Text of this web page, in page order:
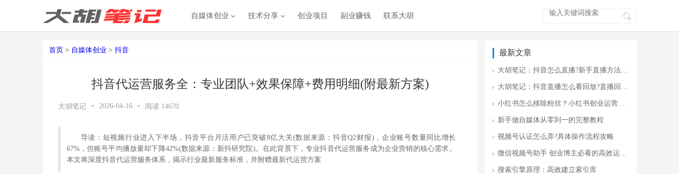
自媒体创业 技术分享 创业项目 副业赚钱 联系大胡
首页 > 自媒体创业 > 抖音
抖音代运营服务全：专业团队+效果保障+费用明细(附最新方案)
大胡笔记 • 2026-04-16 • 阅读 14670
导读：短视频行业进入下半场，抖音平台月活用户已突破8亿大关(数据来源：抖音Q2财报)，企业账号数量同比增长
67%，但账号平均播放量却下降42%(数据来源：新抖研究院)。在此背景下，专业抖音代运营服务成为企业营销的核心需求。
本文将深度抖音代运营服务体系，揭示行业最新服务标准，并附赠最新代运营方案
最新文章
大胡笔记：抖音怎么直播?新手直播方法 零门槛开播指南
大胡笔记：抖音直播怎么看回放?直播回放入门
小红书怎么移除粉丝？小红书创业运营攻略
新手做自媒体从零到一的完整教程
视频号认证怎么弄?具体操作流程攻略
微信视频号助手 创业博主必看的高效运营神器
搜索引擎原理：高效建立索引库